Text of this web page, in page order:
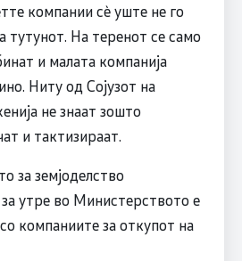
компании сѐ уште не го
тутунот. На теренот се само
и малата компанија
Ниту од Сојузот на
не знаат зошто
и тактизираат.
за земјоделство
утре во Министерството е
компаниите за откупот на